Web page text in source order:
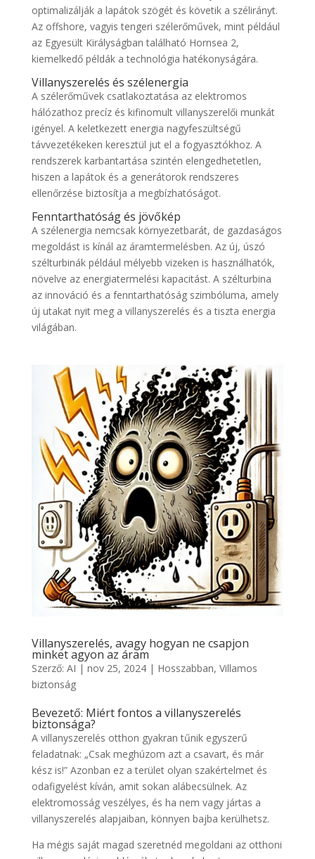
optimalizálják a lapátok szögét és követik a szélirányt.
Az offshore, vagyis tengeri szélerőművek, mint például
az Egyesült Királyságban található Hornsea 2,
kiemelkedő példák a technológia hatékonyságára.
Villanyszerelés és szélenergia
A szélerőművek csatlakoztatása az elektromos
hálózathoz precíz és kifinomult villanyszerelői munkát
igényel. A keletkezett energia nagyfeszültségű
távvezetékeken keresztül jut el a fogyasztókhoz. A
rendszerek karbantartása szintén elengedhetetlen,
hiszen a lapátok és a generátorok rendszeres
ellenőrzése biztosítja a megbízhatóságot.
Fenntarthatóság és jövőkép
A szélenergia nemcsak környezetbarát, de gazdaságos
megoldást is kínál az áramtermelésben. Az új, úszó
szélturbinák például mélyebb vizeken is használhatók,
növelve az energiatermelési kapacitást. A szélturbina
az innováció és a fenntarthatóság szimbóluma, amely
új utakat nyit meg a villanyszerelés és a tiszta energia
világában.
Villanyszerelés, avagy hogyan ne csapjon
minket agyon az áram
Szerző: AI | nov 25, 2024| Hosszabban, Villamos
biztonság
Bevezető: Miért fontos a villanyszerelés
biztonsága?
A villanyszerelés otthon gyakran tűnik egyszerű
feladatnak: „Csak meghúzom azt a csavart, és már
kész is!” Azonban ez a terület olyan szakértelmet és
odafigyelést kíván, amit sokan alábecsülnek. Az
elektromosság veszélyes, és ha nem vagy jártas a
villanyszerelés alapjaiban, könnyen bajba kerülhetsz.
Ha mégis saját magad szeretnéd megoldani az otthoni